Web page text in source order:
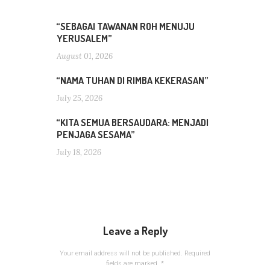
“SEBAGAI TAWANAN ROH MENUJU
YERUSALEM”
August 01, 2026
“NAMA TUHAN DI RIMBA KEKERASAN”
July 25, 2026
“KITA SEMUA BERSAUDARA: MENJADI
PENJAGA SESAMA”
July 18, 2026
Leave a Reply
Your email address will not be published. Required